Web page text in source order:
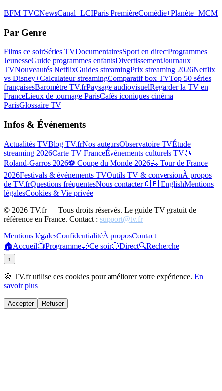
BFM TVCNewsCanal+LCIParis PremièreComédie+Planète+MCM
Par Genre
Films ce soirSéries TVDocumentairesSport en directProgrammes
JeunesseGuide programmes enfantsDivertissementJournaux
TVNouveautés NetflixGuides streamingPrix streaming 2026Netflix
vs Disney+Calculateur streamingComparatif box TVTop 50 séries
françaisesBaromètre TV.frPaysage audiovisuelRegarder la TV en
FranceLieux de tournage ParisCafés iconiques cinéma
ParisGlossaire TV
Infos & Événements
Actualités TVBlog TV.frNos auteursObservatoire TVÉtude
streaming 2026Carte TV FranceÉvénements culturels TV🎾
Roland-Garros 2026⚽ Coupe du Monde 2026🚴 Tour de France
2026Festivals & événements TVOutils TV & conversionÀ propos
de TV.frQuestions fréquentesNous contacter🇬🇧 EnglishMentions
légalesCookies & Vie privée
© 2026 TV.fr — Tous droits réservés. Le guide TV gratuit de
référence en France. Contact : support@tv.fr
Mentions légalesConfidentialitéÀ proposContact
🏠Accueil📺Programme🌙Ce soir🔴Direct🔍Recherche
↑
🍪 TV.fr utilise des cookies pour améliorer votre expérience. En
savoir plus
Accepter Refuser